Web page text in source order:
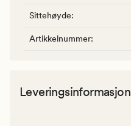
Sittehøyde:
Artikkelnummer:
Leveringsinformasjon